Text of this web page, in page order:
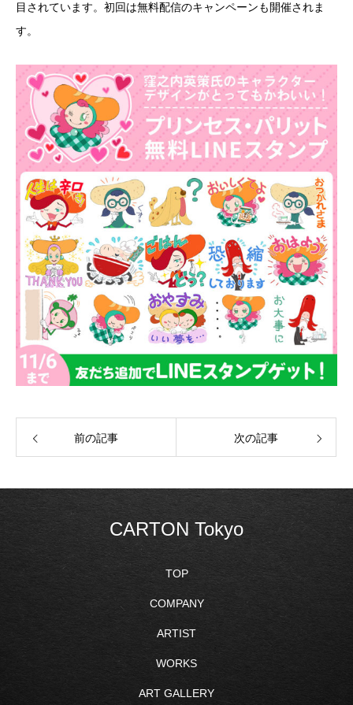
目されています。初回は無料配信のキャンペーンも開催されま
す。
前の記事 次の記事
CARTON Tokyo
TOP
COMPANY
ARTIST
WORKS
ART GALLERY